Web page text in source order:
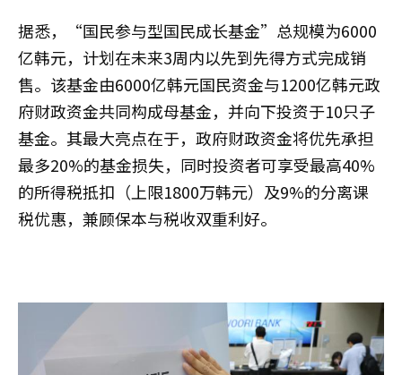
据悉，“国民参与型国民成长基金”总规模为6000
亿韩元，计划在未来3周内以先到先得方式完成销
售。该基金由6000亿韩元国民资金与1200亿韩元政
府财政资金共同构成母基金，并向下投资于10只子
基金。其最大亮点在于，政府财政资金将优先承担
最多20%的基金损失，同时投资者可享受最高40%
的所得税抵扣（上限1800万韩元）及9%的分离课
税优惠，兼顾保本与税收双重利好。